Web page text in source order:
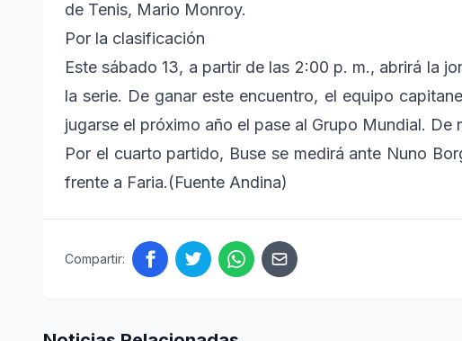
de Tenis, Mario Monroy.
Por la clasificación
Este sábado 13, a partir de las 2:00 p. m., abrirá la
la serie. De ganar este encuentro, el equipo
jugarse el próximo año el pase al Grupo Mundial. De
Por el cuarto partido, Buse se medirá ante Nuno
frente a Faria.(Fuente Andina)
Compartir: